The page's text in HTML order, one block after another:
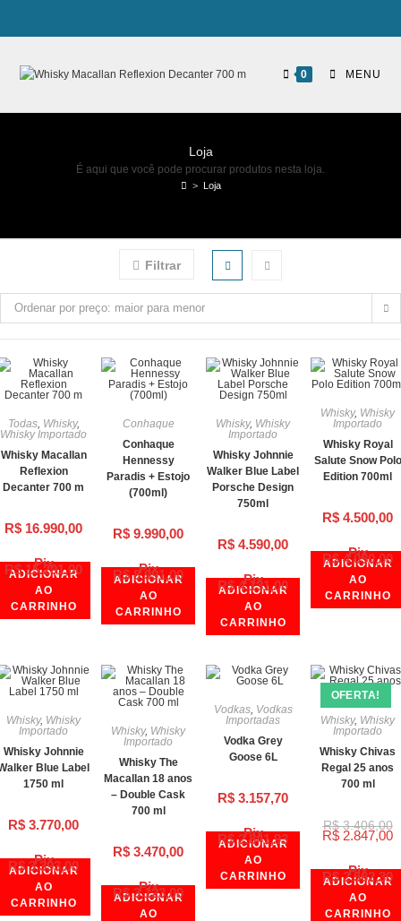
0 MENU
Loja
É aqui que você pode procurar produtos nesta loja.
> Loja
Filtrar
Ordenar por preço: maior para menor
Pix
R$15.291,00
Todas, Whisky,
Whisky Importado
Whisky Macallan
Reflexion
Decanter 700 m
R$ 16.990,00
ADICIONAR
AO
CARRINHO
Pix
R$8.991,00
Conhaque
Conhaque
Hennessy
Paradis + Estojo
(700ml)
R$ 9.990,00
ADICIONAR
AO
CARRINHO
Pix
R$4.131,00
Whisky, Whisky
Importado
Whisky Johnnie
Walker Blue Label
Porsche Design
750ml
R$ 4.590,00
ADICIONAR
AO
CARRINHO
Pix
R$4.050,00
Whisky, Whisky
Importado
Whisky Royal
Salute Snow Polo
Edition 700ml
R$ 4.500,00
ADICIONAR
AO
CARRINHO
Pix
R$3.393,00
Whisky, Whisky
Importado
Whisky Johnnie
Blue Label
1750 ml
R$ 3.770,00
ADICIONAR
AO
CARRINHO
Pix
R$3.123,00
Whisky, Whisky
Importado
Whisky The
Macallan 18 anos
– Double Cask
700 ml
R$ 3.470,00
ADICIONAR
AO
Pix
R$2.841,93
Vodkas, Vodkas
Importadas
Vodka Grey
Goose 6L
R$ 3.157,70
ADICIONAR
AO
CARRINHO
Pix
R$2.562,30
OFERTA!
Whisky, Whisky
Importado
Whisky Chivas
Regal 25 anos
700 ml
R$3.406,00
R$ 2.847,00
ADICIONAR
AO
CARRINHO